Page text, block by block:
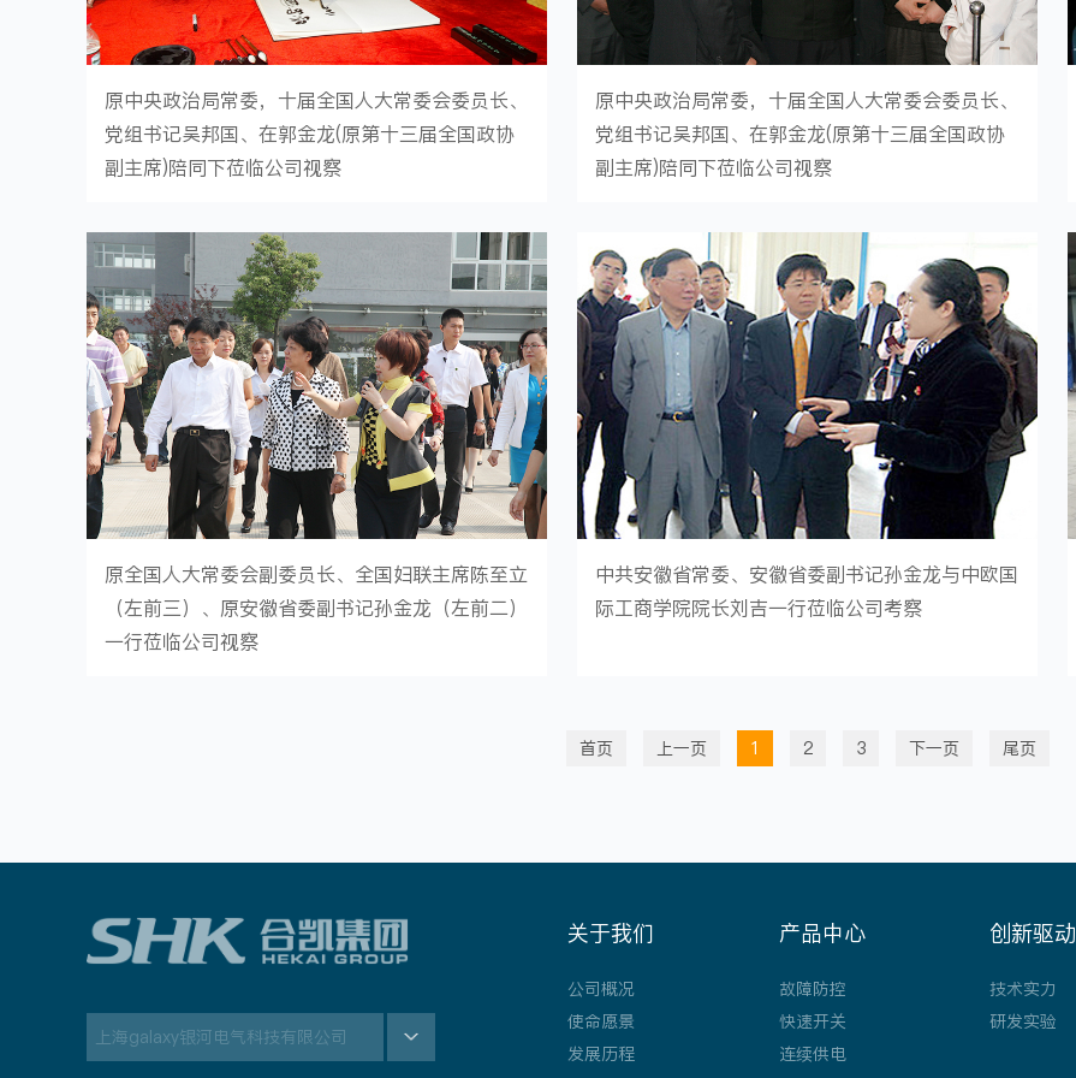
原中央政治局常委，十届全国人大常委会委员长、
党组书记吴邦国、在郭金龙(原第十三届全国政协
副主席)陪同下莅临公司视察
原中央政治局常委，十届全国人大常委会委员长、
党组书记吴邦国、在郭金龙(原第十三届全国政协
副主席)陪同下莅临公司视察
原全国人大常委会副委员长、全国妇联主席陈至立
（左前三）、原安徽省委副书记孙金龙（左前二）
一行莅临公司视察
中共安徽省常委、安徽省委副书记孙金龙与中欧国
际工商学院院长刘吉一行莅临公司考察
首页 上一页 1 2 3 下一页 尾页
上海galaxy银河电气科技有限公司
关于我们
公司概况
使命愿景
发展历程
产品中心
故障防控
快速开关
连续供电
创新驱动
技术实力
研发实验